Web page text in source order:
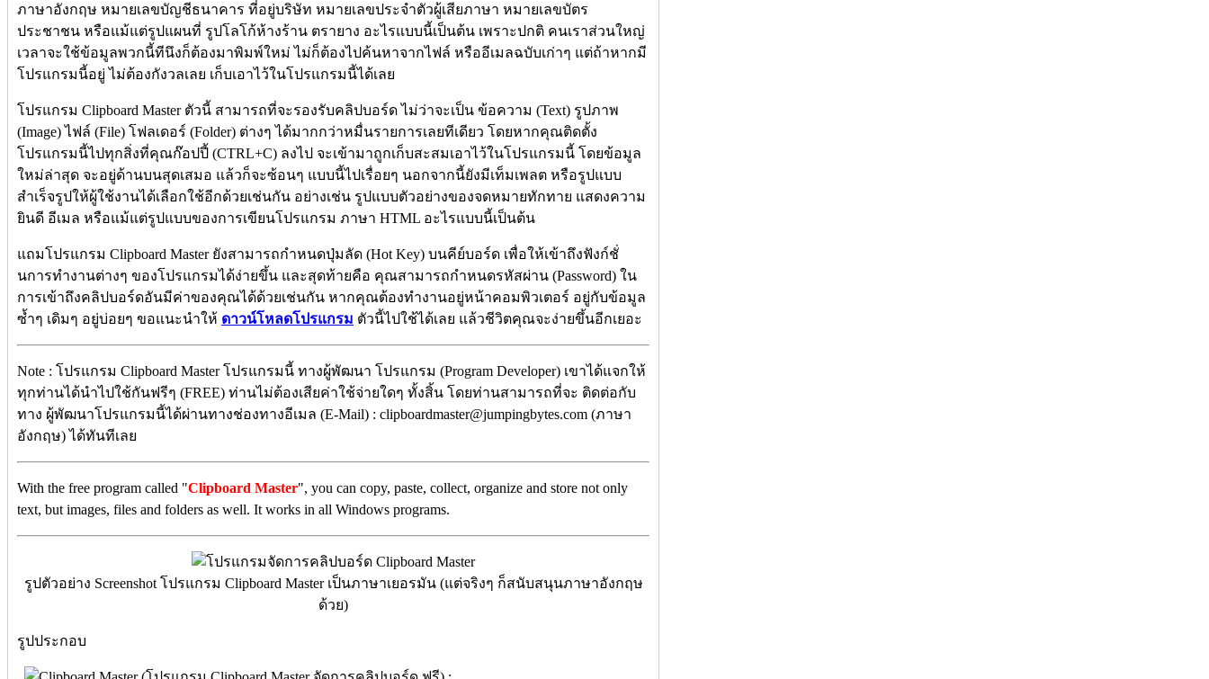
ภาษาอังกฤษ หมายเลขบัญชีธนาคาร ที่อยู่บริษัท หมายเลขประจำตัวผู้เสียภาษา หมายเลขบัตร
ประชาชน หรือแม้แต่รูปแผนที่ รูปโลโก้ห้างร้าน ตรายาง อะไรแบบนี้เป็นต้น เพราะปกติ คนเราส่วนใหญ่
เวลาจะใช้ข้อมูลพวกนี้ทีนึงก็ต้องมาพิมพ์ใหม่ ไม่ก็ต้องไปค้นหาจากไฟล์ หรืออีเมลฉบับเก่าๆ แต่ถ้าหากมี
โปรแกรมนี้อยู่ ไม่ต้องกังวลเลย เก็บเอาไว้ในโปรแกรมนี้ได้เลย
โปรแกรม Clipboard Master ตัวนี้ สามารถที่จะรองรับคลิปบอร์ด ไม่ว่าจะเป็น ข้อความ (Text) รูปภาพ
(Image) ไฟล์ (File) โฟลเดอร์ (Folder) ต่างๆ ได้มากกว่าหมื่นรายการเลยทีเดียว โดยหากคุณติดตั้ง
โปรแกรมนี้ไปทุกสิ่งที่คุณก๊อปปี้ (CTRL+C) ลงไป จะเข้ามาถูกเก็บสะสมเอาไว้ในโปรแกรมนี้ โดยข้อมูล
ใหม่ล่าสุด จะอยู่ด้านบนสุดเสมอ แล้วก็จะซ้อนๆ แบบนี้ไปเรื่อยๆ นอกจากนี้ยังมีเท็มเพลต หรือรูปแบบ
สำเร็จรูปให้ผู้ใช้งานได้เลือกใช้อีกด้วยเช่นกัน อย่างเช่น รูปแบบตัวอย่างของจดหมายทักทาย แสดงความ
ยินดี อีเมล หรือแม้แต่รูปแบบของการเขียนโปรแกรม ภาษา HTML อะไรแบบนี้เป็นต้น
แถมโปรแกรม Clipboard Master ยังสามารถกำหนดปุ่มลัด (Hot Key) บนคีย์บอร์ด เพื่อให้เข้าถึงฟังก์ชั่
นการทำงานต่างๆ ของโปรแกรมได้ง่ายขึ้น และสุดท้ายคือ คุณสามารถกำหนดรหัสผ่าน (Password) ใน
การเข้าถึงคลิปบอร์ดอันมีค่าของคุณได้ด้วยเช่นกัน หากคุณต้องทำงานอยู่หน้าคอมพิวเตอร์ อยู่กับข้อมูล
ซ้ำๆ เดิมๆ อยู่บ่อยๆ ขอแนะนำให้ ดาวน์โหลดโปรแกรม ตัวนี้ไปใช้ได้เลย แล้วชีวิตคุณจะง่ายขึ้นอีกเยอะ
Note : โปรแกรม Clipboard Master โปรแกรมนี้ ทางผู้พัฒนา โปรแกรม (Program Developer) เขาได้แจกให้
ทุกท่านได้นำไปใช้กันฟรีๆ (FREE) ท่านไม่ต้องเสียค่าใช้จ่ายใดๆ ทั้งสิ้น โดยท่านสามารถที่จะ ติดต่อกับ
ทาง ผู้พัฒนาโปรแกรมนี้ได้ผ่านทางช่องทางอีเมล (E-Mail) : clipboardmaster@jumpingbytes.com (ภาษา
อังกฤษ) ได้ทันทีเลย
With the free program called "Clipboard Master", you can copy, paste, collect, organize and store not only
text, but images, files and folders as well. It works in all Windows programs.
รูปตัวอย่าง Screenshot โปรแกรม Clipboard Master เป็นภาษาเยอรมัน (แต่จริงๆ ก็สนับสนุนภาษาอังกฤษ
ด้วย)
รูปประกอบ